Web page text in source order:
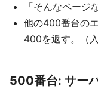
「そんなページ
他の400番台の
400を返す。（
500番台: サー